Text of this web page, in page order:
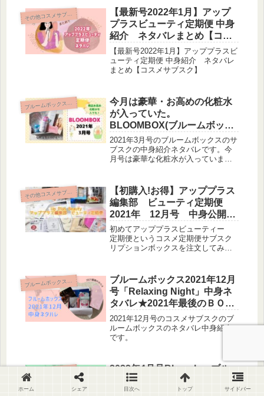
そ
の他コスメサブスク
【最新号2022年1月】アップ
プラスビューティ定期便 中身
紹介 ネタバレまとめ【コス
メサブスク】
【最新号2022年1月】アッププラスビ
ューティ定期便 中身紹介 ネタバレ
まとめ【コスメサブスク】
ブ ルームボックス（BLOOMBOX)
今月は豪華・お高めの化粧水
が入っていた。
BLOOMBOX(ブルームボック
ス）2021年3月号 中身開封
紹介ネタバレ「Spring
Breeze」
2021年3月号のブルームボックスのサ
ブスクの中身紹介ネタバレです。今
月号は豪華な化粧水が入っていまし
そ
の他コスメサブスク
【初購入!お得】アッププラス
編集部 ビューティ定期便
2021年 12月号 中身公開ネ
タバレ・レビュー【コスメサ
ブスク】
初めてアッププラスビューティー
定期便というコスメ定期便サブスク
リプションボックスを注文してみま
ブ ルームボックス（BLOOMBOX)
ブルームボックス2021年12月
号「Relaxing Night」中身ネ
タバレ★2021年最後のＢＯＸ
は少し微妙だった？？！
2021年12月号のコスメサブスクのブ
ルームボックスのネタバレ中身紹介
です。
ブ
2022年4月号Bloomboxブル
ームボックス 中身紹介・ネ
タバレ「Calm Days」
ホーム シェア 目次へ トップ サイドバー